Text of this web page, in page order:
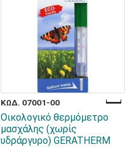
ΚΩΔ. 07001-00
Οικολογικό θερμόμετρο
μασχάλης (χωρίς
υδράργυρο) GERATHERM